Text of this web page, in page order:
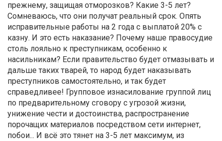
прежнему, защищая отморозков? Какие 3-5 лет?
Сомневаюсь, что они получат реальный срок. Опять
исправительные работы на 2 года с выплатой 20% с
казну. И это есть наказание? Почему наше правосудие
столь лояльно к преступникам, особенно к
насильникам? Если правительство будет отмазывать и
дальше таких тварей, то народ будет наказывать
преступников самостоятельно, и так будет
справедливее! Групповое изнасилование группой лиц
по предварительному сговору с угрозой жизни,
унижение чести и достоинства, распространение
порочащих материалов посредством сети интернет,
побои... И всё это тянет на 3-5 лет максимум, из